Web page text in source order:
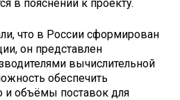
в пояснении к проекту.
что в России сформирован
он представлен
вычислительной
обеспечить
и объёмы поставок для